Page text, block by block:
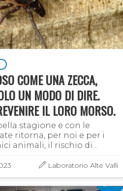
COME UNA ZECCA,
UN MODO DI DIRE.
IL LORO MORSO.
stagione e con le
ritorna, per noi e per i
animali, il rischio di
nel morso di una zecca.
certo rovinare le vostre
nè fare …
Laboratorio Alte Valli